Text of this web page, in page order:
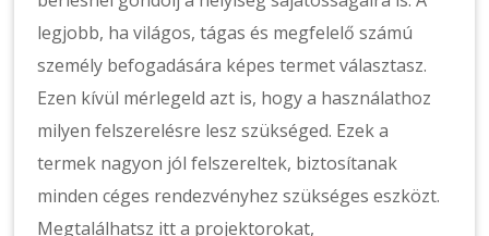
legjobb, ha világos, tágas és megfelelő számú
személy befogadására képes termet választasz.
Ezen kívül mérlegeld azt is, hogy a használathoz
milyen felszerelésre lesz szükséged. Ezek a
termek nagyon jól felszereltek, biztosítanak
minden céges rendezvényhez szükséges eszközt.
Megtalálhatsz itt a projektorokat,